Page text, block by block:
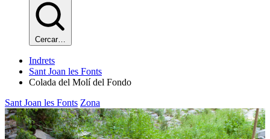
Cercar…
Indrets
Sant Joan les Fonts
Colada del Molí del Fondo
Sant Joan les Fonts Zona